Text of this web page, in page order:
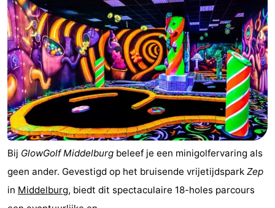
Bij GlowGolf Middelburg beleef je een minigolfervaring als
geen ander. Gevestigd op het bruisende vrijetijdspark Zep
in Middelburg, biedt dit spectaculaire 18-holes parcours